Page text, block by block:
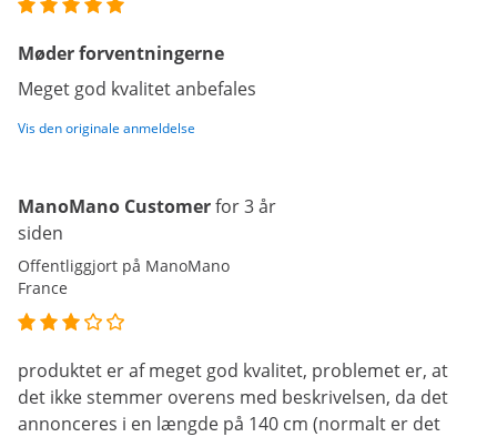
Møder forventningerne
Meget god kvalitet anbefales
Vis den originale anmeldelse
ManoMano Customerfor 3 år
siden
Offentliggjort på ManoMano
France
produktet er af meget god kvalitet, problemet er, at
det ikke stemmer overens med beskrivelsen, da det
annonceres i en længde på 140 cm (normalt er det